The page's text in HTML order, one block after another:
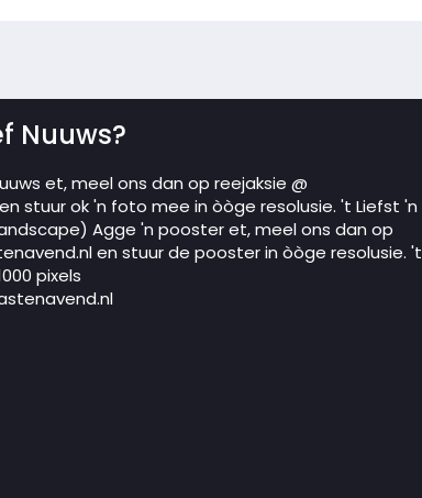
Nuuws?
et, meel ons dan op reejaksie @
stuur ok 'n foto mee in òòge resolusie. 't Liefst 'n
Agge 'n pooster et, meel ons dan op
en stuur de pooster in òòge resolusie. 't
pixels